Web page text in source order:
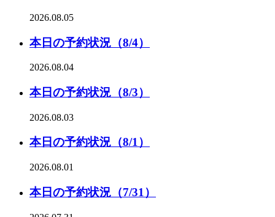
2026.08.05
本日の予約状況（8/4）
2026.08.04
本日の予約状況（8/3）
2026.08.03
本日の予約状況（8/1）
2026.08.01
本日の予約状況（7/31）